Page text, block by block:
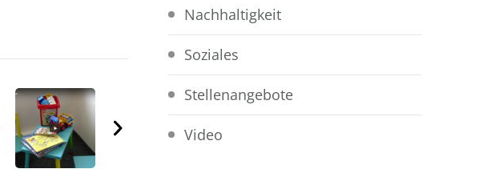
Nachhaltigkeit
Soziales
Stellenangebote
Video